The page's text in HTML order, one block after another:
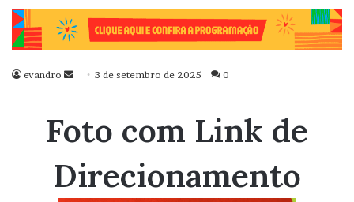
evandro
Mande
mail
3 de setembro de 2025 0
Foto com Link de
Direcionamento